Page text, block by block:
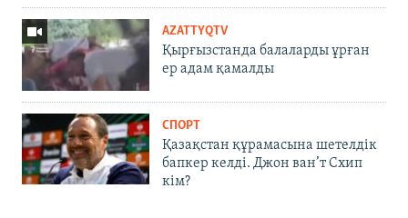
AZATTYQTV
Қырғызстанда балаларды ұрған
ер адам қамалды
СПОРТ
Қазақстан құрамасына шетелдік
бапкер келді. Джон ван’т Схип
кім?